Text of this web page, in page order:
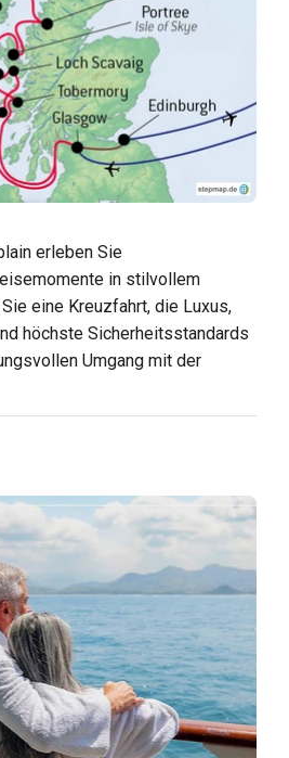
erleben Sie
in stilvollem
eine Kreuzfahrt, die Luxus,
höchste Sicherheitsstandards
Umgang mit der